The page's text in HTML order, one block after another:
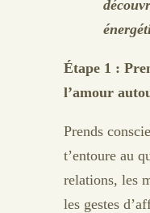
Étape 1 :
l’amour
Prends
t’entoure au
relations, les
les gestes